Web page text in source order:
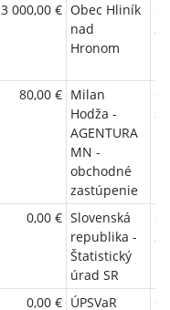
3 000,00 € Obec Hliník
nad
Hronom
80,00 € Milan
Hodža -
AGENTURA
MN -
obchodné
zastúpenie
0,00 € Slovenská
republika -
Štatistický
úrad SR
0,00 € ÚPSVaR